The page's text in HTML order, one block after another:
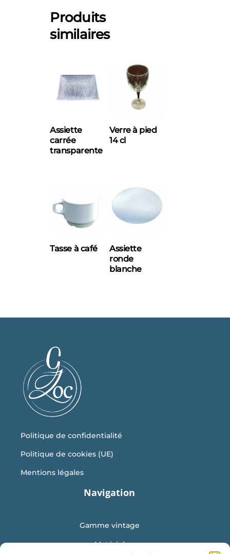
Produits
similaires
Assiette
carrée
transparente
Verre à pied
14 cl
Tasse à café
Assiette
ronde
blanche
Politique de confidentialité
Politique de cookies (UE)
Mentions légales
Navigation
Gamme vintage
Matériel